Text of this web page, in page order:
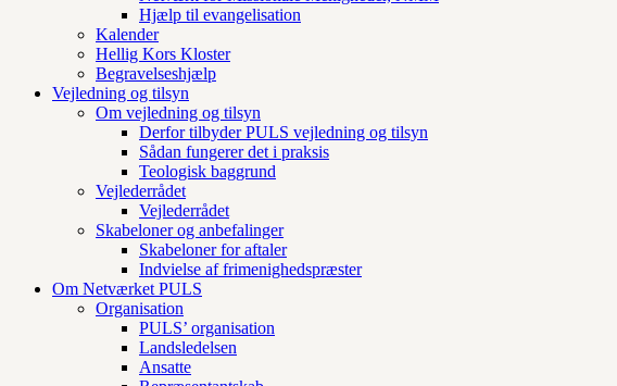
Hjælp til evangelisation
Kalender
Hellig Kors Kloster
Begravelseshjælp
Vejledning og tilsyn
Om vejledning og tilsyn
Derfor tilbyder PULS vejledning og tilsyn
Sådan fungerer det i praksis
Teologisk baggrund
Vejlederrådet
Vejlederrådet
Skabeloner og anbefalinger
Skabeloner for aftaler
Indvielse af frimenighedspræster
Om Netværket PULS
Organisation
PULS’ organisation
Landsledelsen
Ansatte